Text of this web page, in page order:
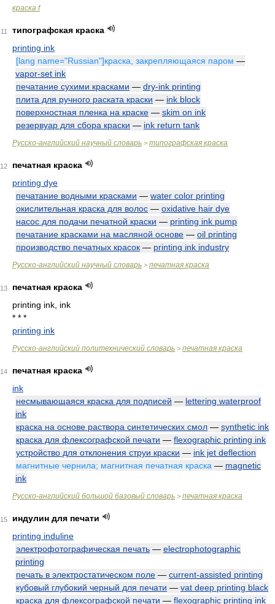
краска f
11
типографская краска
printing ink
[lang name="Russian"]краска, закрепляющаяся паром —
vapor-set ink
печатание сухими красками — dry-ink printing
плита для ручного раската краски — ink block
поверхностная пленка на краске — skim on ink
резервуар для сбора краски — ink return tank
Русско-английский научный словарь > типографская краска
12
печатная краска
printing dye
печатание водными красками — water color printing
окислительная краска для волос — oxidative hair dye
насос для подачи печатной краски — printing ink pump
печатание красками на масляной основе — oil printing
производство печатных красок — printing ink industry
Русско-английский научный словарь > печатная краска
13
печатная краска
printing ink, ink
* * *
printing ink
Русско-английский политехнический словарь > печатная краска
14
печатная краска
ink
несмывающаяся краска для подписей — lettering waterproof
ink
краска на основе раствора синтетических смол — synthetic ink
краска для флексографской печати — flexographic printing ink
устройство для отклонения струи краски — ink jet deflection
магнитные чернила; магнитная печатная краска — magnetic
ink
Русско-английский большой базовый словарь > печатная краска
15
индулин для печати
printing induline
электрофотографическая печать — electrophotographic
printing
печать в электростатическом поле — current-assisted printing
кубовый глубокий черный для печати — vat deep printing black
краска для флексографской печати — flexographic printing ink